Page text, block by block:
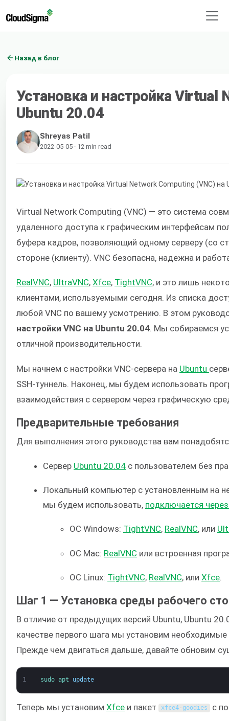
Назад в блог
Установка и настройка Virtual
Ubuntu 20.04
Shreyas Patil
2022-05-05 · 12 min read
Virtual Network Computing (VNC) — это система
удаленного доступа к графическим интерфейсам
буфера кадров, позволяющий одному серверу (со
стороне (клиенту). VNC безопасна, надежна и
RealVNC, UltraVNC, Xfce, TightVNC, и это лишь
клиентами, используемыми сегодня. Из списка
любой VNC по вашему усмотрению. В этом
настройки VNC на Ubuntu 20.04. Мы собираемся
отличной производительности.
Мы начнем с настройки VNC-сервера на Ubuntu
SSH-туннель. Наконец, мы будем использовать
взаимодействия с сервером через графическую
Предварительные требования
Для выполнения этого руководства вам
Сервер Ubuntu 20.04 с пользователем без
Локальный компьютер с установленным на
мы будем использовать, подключается через
ОС Windows: TightVNC, RealVNC, или
ОС Mac: RealVNC или встроенная
ОС Linux: TightVNC, RealVNC, или Xfce.
Шаг 1 — Установка среды рабочего
В отличие от предыдущих версий Ubuntu, Ubuntu
качестве первого шага мы установим
Прежде чем двигаться дальше, давайте обновим
1 sudo apt update
Теперь мы установим Xfce и пакет xfce4-goodies с